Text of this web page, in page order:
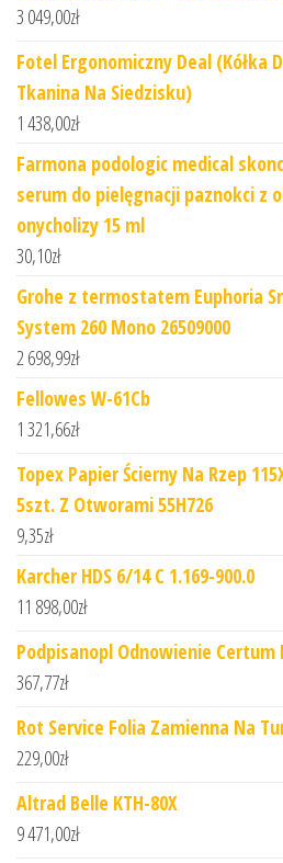
3 049,00zł
Fotel Ergonomiczny Deal (Kółka
Tkanina Na Siedzisku)
1 438,00zł
Farmona podologic medical
serum do pielęgnacji paznokci z
onycholizy 15 ml
30,10zł
Grohe z termostatem Euphoria
System 260 Mono 26509000
2 698,99zł
Fellowes W-61Cb
1 321,66zł
Topex Papier Ścierny Na Rzep
5szt. Z Otworami 55H726
9,35zł
Karcher HDS 6/14 C 1.169-900.0
11 898,00zł
Podpisanopl Odnowienie Certum
367,77zł
Rot Service Folia Zamienna Na
229,00zł
Altrad Belle KTH-80X
9 471,00zł